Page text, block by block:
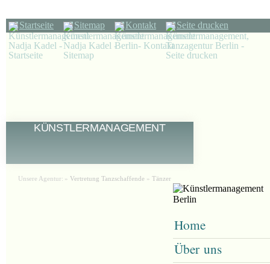
Startseite Sitemap Kontakt Seite drucken
KÜNSTLERMANAGEMENT
Unsere Agentur: » Vertretung Tanzschaffende » Tänzer
Home
Über uns